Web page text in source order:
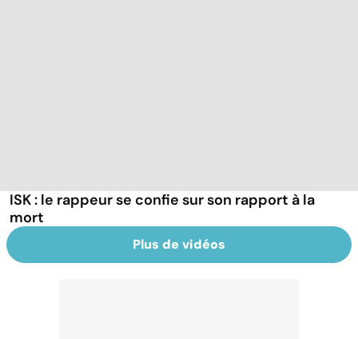
ISK : le rappeur se confie sur son rapport à la
mort
Plus de vidéos